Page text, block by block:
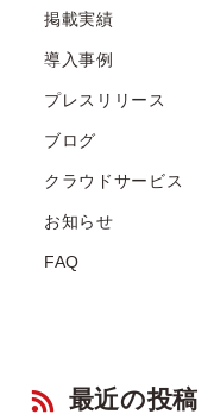
掲載実績
導入事例
プレスリリース
ブログ
クラウドサービス
お知らせ
FAQ
最近の投稿